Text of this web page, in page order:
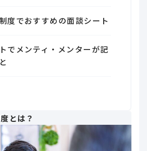
度でおすすめの面談シート
でメンティ・メンターが記
の内容・項目の具体例
度の実践例
をメンター制度に活用しよ
とは？